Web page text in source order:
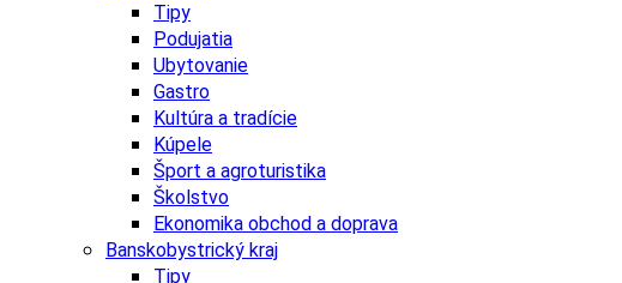
Tipy
Podujatia
Ubytovanie
Gastro
Kultúra a tradície
Kúpele
Šport a agroturistika
Školstvo
Ekonomika obchod a doprava
Banskobystrický kraj
Tipy